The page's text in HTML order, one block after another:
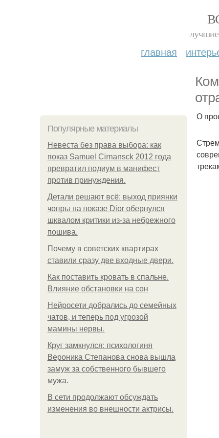
лучшие
главная
Популярные материалы
Невеста без права выбора: как
показ Samuel Cirnansck 2012 года
превратил подиум в манифест
против принуждения.
Детали решают всё: выход приянки
чопры на показе Dior обернулся
шквалом критики из-за небрежного
пошива.
Почему в советских квартирах
ставили сразу две входные двери.
Как поставить кровать в спальне.
Влияние обстановки на сон
Нейросети добрались до семейных
чатов, и теперь под угрозой
мамины нервы.
Круг замкнулся: психологиня
Вероника Степанова снова вышла
замуж за собственного бывшего
мужа.
В сети продолжают обсуждать
изменения во внешности актрисы.
О